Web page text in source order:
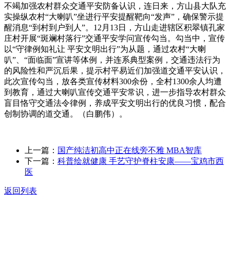
不竭加强农村群众交通平安防备认识，连日来，方山县大队充
实操纵农村“大喇叭”坐进行平安提醒靶向“发声”，确保警示提
醒消息“到村到户到人”。12月13日，方山走进辖区积翠镇孔家
庄村开展“斑斓村落行”交通平安学问宣传勾当。勾当中，宣传
以“守律例知礼让 平安文明出行”为从题，通过农村“大喇
叭”、“面临面”宣讲等体例，并连系典型案例，交通违法行为
的风险性和严沉后果，提示村平易近们加强道交通平安认识，
此次宣传勾当，放各类宣传材料300余份，全村1300余人均遭
到教育，通过大喇叭宣传交通平安常识，进一步指导农村群众
盲目恪守交通法令律例，养成平安文明出行的优良习惯，配合
创制协调的道交通。（白鹏伟）。
上一篇： 国产纯洁初高中正在线旁不雅 MBA智库
下一篇： 科普绘就健康 手艺守护脊柱安康——宝鸡市西
医
返回列表